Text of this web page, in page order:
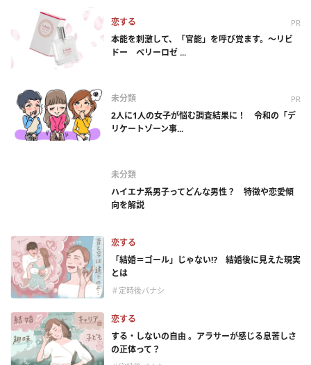
恋する PR
本能を刺激して、「官能」を呼び覚ます。～リビ
ドー ベリーロゼ ...
未分類 PR
2人に1人の女子が悩む調査結果に！ 令和の「デ
リケートゾーン事...
未分類
ハイエナ系男子ってどんな男性？ 特徴や恋愛傾
向を解説
恋する
「結婚＝ゴール」じゃない⁉ 結婚後に見えた現実
とは
＃定時後バナシ
恋する
する・しないの自由 。アラサーが感じる息苦しさ
の正体って？